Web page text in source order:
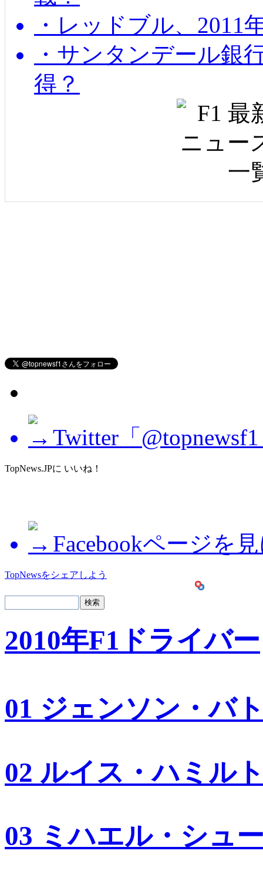
・レッドブル、2011
・サンタンデール銀
得？
Twitter「
TopNews.JPに いいね！
Facebookページを
TopNewsをシェアしよう
2010年F1ドライバー
01 ジェンソン・バ
02 ルイス・ハミル
03 ミハエル・シュ